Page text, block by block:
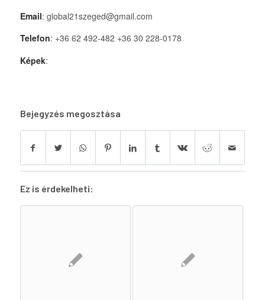
Email: global21szeged@gmail.com
Telefon: +36 62 492-482 +36 30 228-0178
Képek:
Bejegyzés megosztása
Ez is érdekelheti: